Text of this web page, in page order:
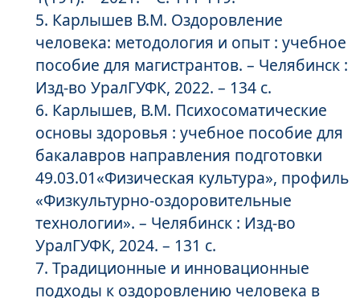
Карлышев В.М. Оздоровление
человека: методология и опыт : учебное
пособие для магистрантов. – Челябинск :
Изд-во УралГУФК, 2022. – 134 с.
Карлышев, В.М. Психосоматические
основы здоровья : учебное пособие для
бакалавров направления подготовки
49.03.01«Физическая культура», профиль
«Физкультурно-оздоровительные
технологии». – Челябинск : Изд-во
УралГУФК, 2024. – 131 с.
Традиционные и инновационные
подходы к оздоровлению человека в